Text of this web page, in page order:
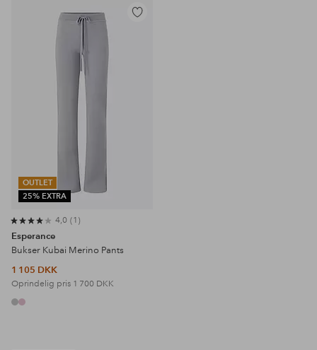
OUTLET
25% EXTRA
Tilføj
4,0 1
Esperance
Bukser Kubai Merino Pants
1 105 DKK
Oprindelig pris 1 700 DKK